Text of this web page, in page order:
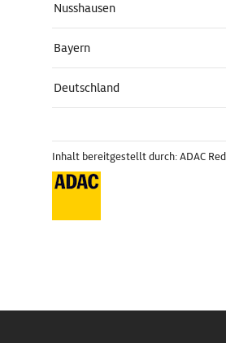
Nusshausen
Bayern
Deutschland
Inhalt bereitgestellt durch: ADAC